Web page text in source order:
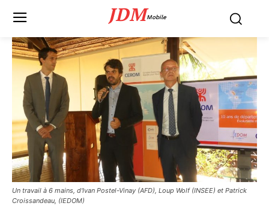
JDMMobile
Un travail à 6 mains, d'Ivan Postel-Vinay (AFD), Loup Wolf (INSEE) et Patrick
Croissandeau, (IEDOM)